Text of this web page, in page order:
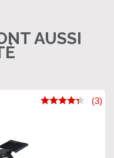
AUSSI
(3)